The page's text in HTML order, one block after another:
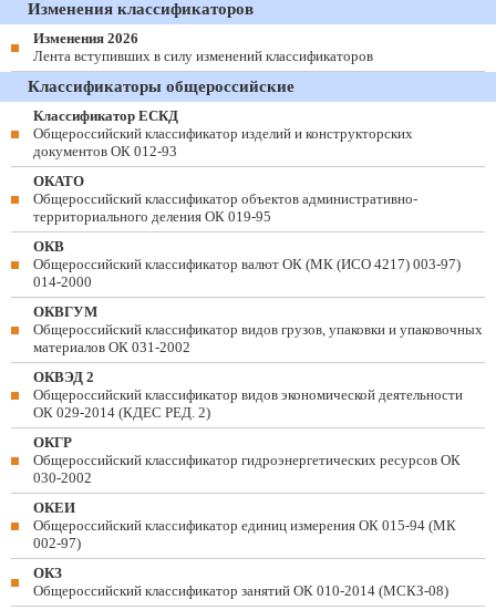
Изменения классификаторов
Изменения 2026
Лента вступивших в силу изменений классификаторов
Классификаторы общероссийские
Классификатор ЕСКД
Общероссийский классификатор изделий и конструкторских
документов ОК 012-93
ОКАТО
Общероссийский классификатор объектов административно-
территориального деления ОК 019-95
ОКВ
Общероссийский классификатор валют ОК (МК (ИСО 4217) 003-97)
014-2000
ОКВГУМ
Общероссийский классификатор видов грузов, упаковки и упаковочных
материалов ОК 031-2002
ОКВЭД 2
Общероссийский классификатор видов экономической деятельности
ОК 029-2014 (КДЕС РЕД. 2)
ОКГР
Общероссийский классификатор гидроэнергетических ресурсов ОК
030-2002
ОКЕИ
Общероссийский классификатор единиц измерения ОК 015-94 (МК
002-97)
ОКЗ
Общероссийский классификатор занятий ОК 010-2014 (МСКЗ-08)